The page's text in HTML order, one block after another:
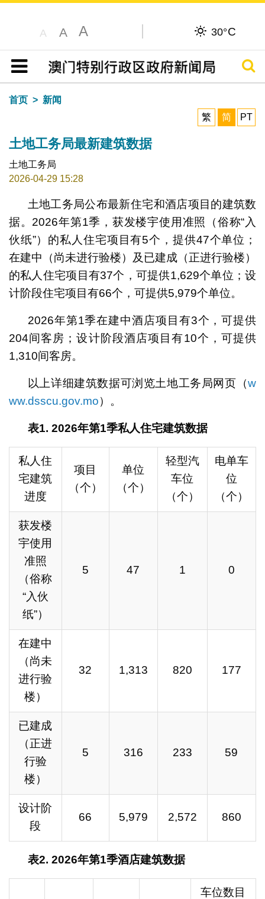
A A A 30°C
目录
搜寻
首页
新闻
繁
简 PT
土地工务局最新建筑数据
土地工务局
2026-04-29 15:28
土地工务局公布最新住宅和酒店项目的建筑数
据。2026年第1季，获发楼宇使用准照（俗称“入
伙纸”）的私人住宅项目有5个，提供47个单位；
在建中（尚未进行验楼）及已建成（正进行验楼）
的私人住宅项目有37个，可提供1,629个单位；设
计阶段住宅项目有66个，可提供5,979个单位。
2026年第1季在建中酒店项目有3个，可提供
204间客房；设计阶段酒店项目有10个，可提供
1,310间客房。
以上详细建筑数据可浏览土地工务局网页（w
ww.dsscu.gov.mo）。
表1. 2026年第1季私人住宅建筑数据
私人住
宅建筑
进度
项目
（个）
单位
（个）
轻型汽
车位
（个）
电单车
位
（个）
获发楼
宇使用
准照
（俗称
“入伙
纸”）
5 47 1 0
在建中
（尚未
进行验
楼）
32 1,313 820 177
已建成
（正进
行验
楼）
5 316 233 59
设计阶
段
66 5,979 2,572 860
表2. 2026年第1季酒店建筑数据
车位数目